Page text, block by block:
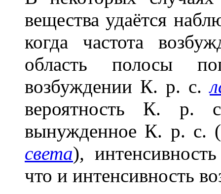
вещества удаётся
когда частота
область полосы
возбуждении К. р. с.
вероятность К. р.
вынужденное К. р. с.
света),
что и интенсивность